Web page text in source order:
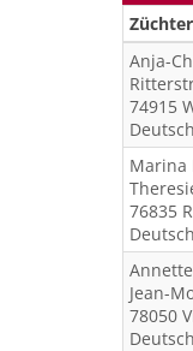
Züchter
Anja-
74915
Marina
76835
Annette
Jean-
78050